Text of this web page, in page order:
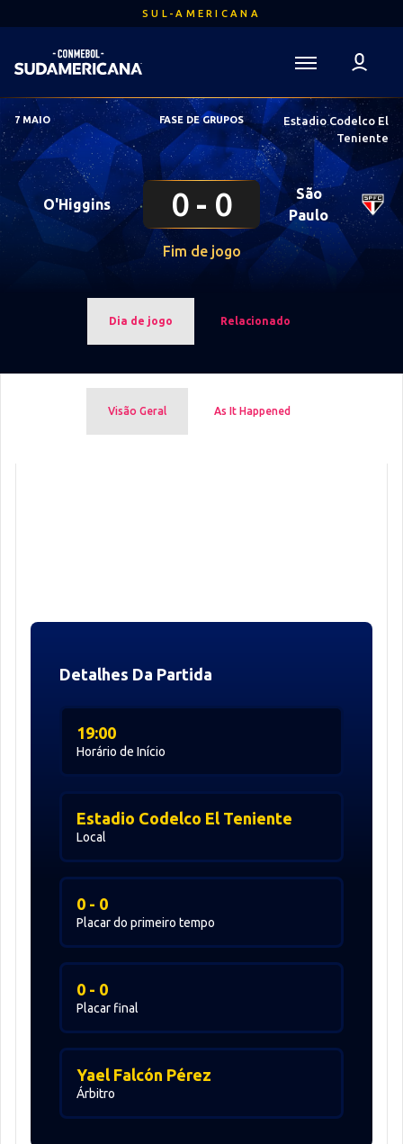
para
conteúdo
principal
SUL-AMERICANA
Sudamericana
Mega
Navigation
7 MAIO FASE DE GRUPOS
Estadio Codelco El
Teniente
O'Higgins 0 0
São
Paulo
Fim de jogo
Dia de jogo Relacionado
Visão Geral As It Happened
Detalhes Da Partida
Horário de Início
19:00
Local
Estadio Codelco El Teniente
Placar do primeiro tempo
0 - 0
Placar final
0 - 0
Árbitro
Yael Falcón Pérez